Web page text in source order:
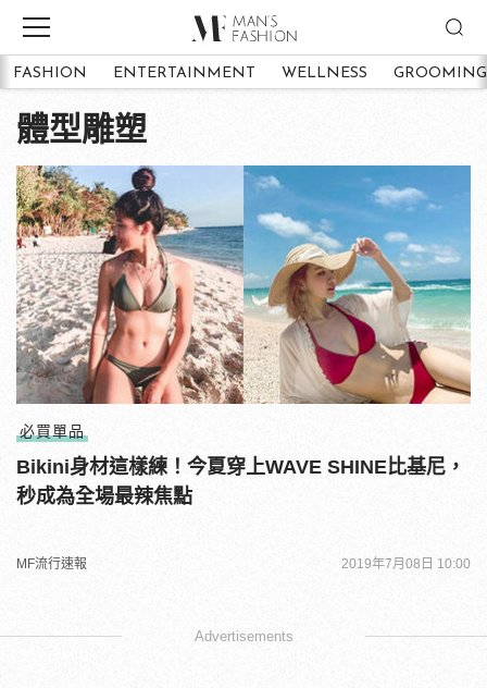
FASHION ENTERTAINMENT WELLNESS GROOMING
體型雕塑
必買單品
Bikini身材這樣練！今夏穿上WAVE SHINE比基尼，
秒成為全場最辣焦點
MF流行速報 2019年7月08日 10:00
Advertisements